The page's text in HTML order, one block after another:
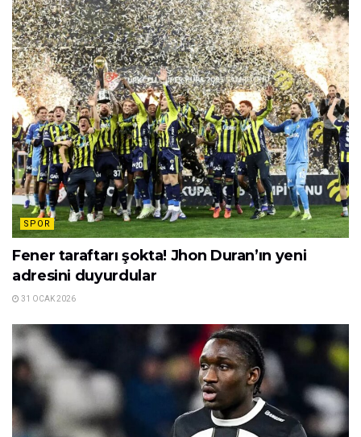
SPOR
Fener taraftarı şokta! Jhon Duran’ın yeni
adresini duyurdular
31 OCAK 2026